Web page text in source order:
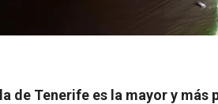
de Tenerife es la mayor y más